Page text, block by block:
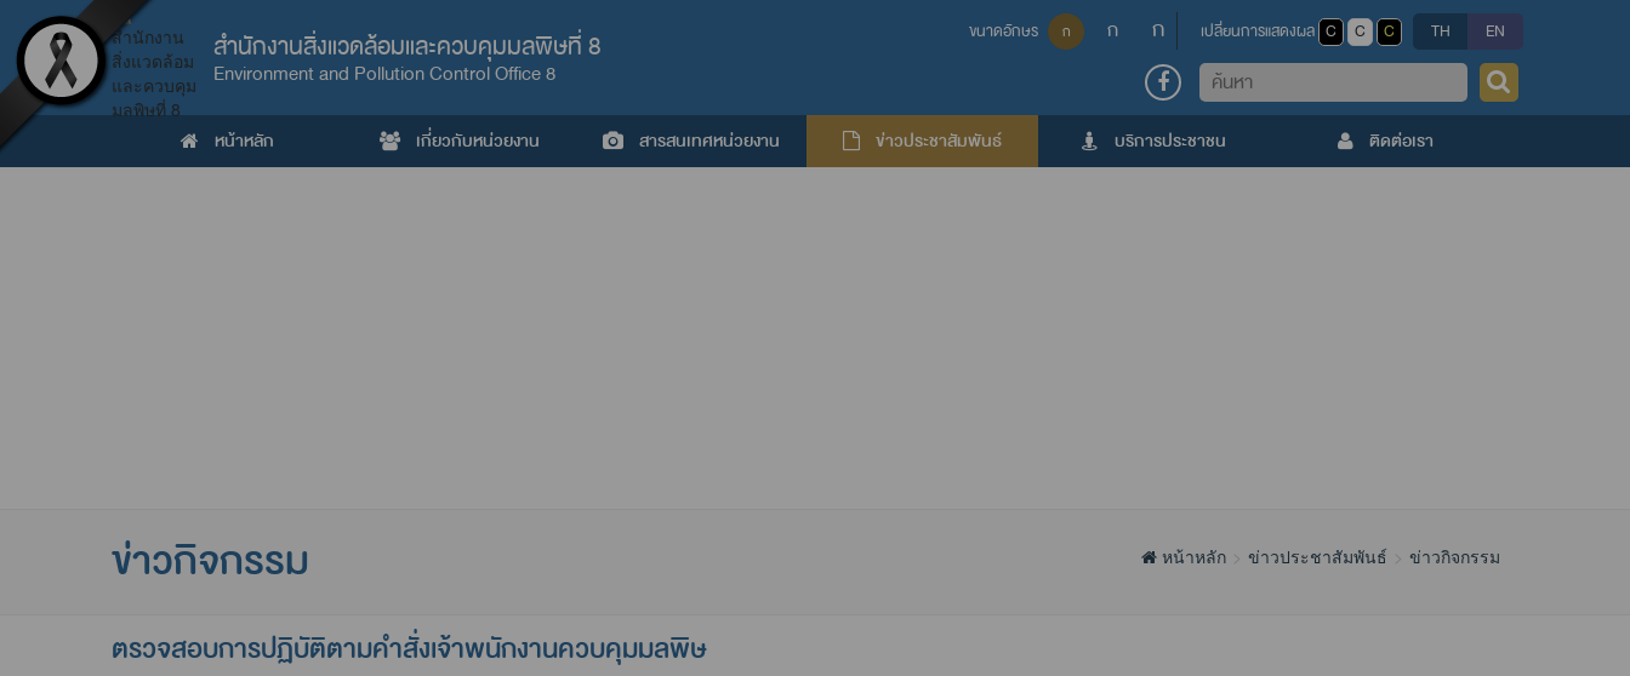
สำนักงานสิ่งแวดล้อมและควบคุมมลพิษที่ 8
Environment and Pollution Control Office 8
ขนาดอักษร ก ก ก เปลี่ยนการแสดงผล C C C TH EN
ค้นหา
หน้าหลัก เกี่ยวกับหน่วยงาน สารสนเทศหน่วยงาน ข่าวประชาสัมพันธ์ บริการประชาชน ติดต่อเรา
ข่าวกิจกรรม หน้าหลัก ข่าวประชาสัมพันธ์ ข่าวกิจกรรม
ตรวจสอบการปฏิบัติตามคำสั่งเจ้าพนักงานควบคุมมลพิษ